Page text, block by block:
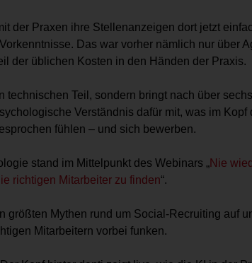
der Praxen ihre Stellenanzeigen dort jetzt
Das war vorher nämlich nur über
der üblichen Kosten in den Händen der Praxis.
technischen Teil, sondern bringt nach über
Verständnis dafür mit, was im Kopf
fühlen – und sich bewerben.
stand im Mittelpunkt des Webinars „Nie
richtigen Mitarbeiter zu finden“.
größten Mythen rund um Social-Recruiting auf
Mitarbeitern vorbei funken.